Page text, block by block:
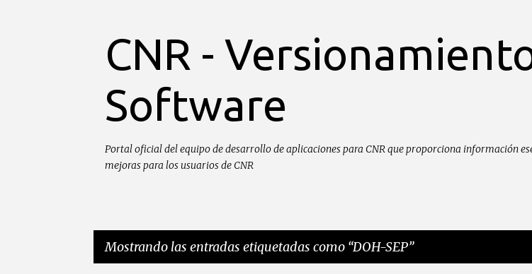
CNR -
Software
Portal oficial del equipo de desarrollo de aplicaciones para CNR que proporciona información
mejoras para los usuarios de CNR
Mostrando las entradas etiquetadas como DOH-SEP